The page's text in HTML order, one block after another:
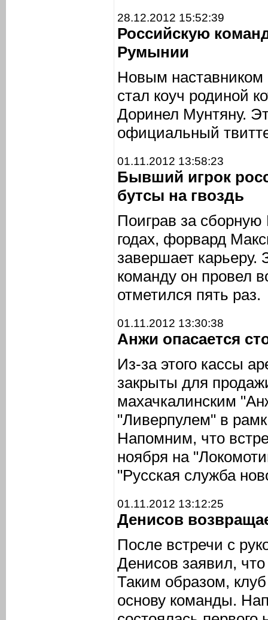
28.12.2012 15:52:39
Российскую
Румынии
Новым
стал коуч родиной
Доринел Мунтяну.
официальный
01.11.2012 13:58:23
Бывший игрок
бутсы на гвоздь
Поиграв за
годах, форвард
завершает
команду он провел
отметился пять раз.
01.11.2012 13:30:38
Анжи опасается
Из-за этого кассы
закрыты для
махачкалинским
"Ливерпулем" в
Напомним, что
ноября на
"Русская служба
01.11.2012 13:12:25
Денисов
После встречи с
Денисов заявил,
Таким образом,
основу команды.